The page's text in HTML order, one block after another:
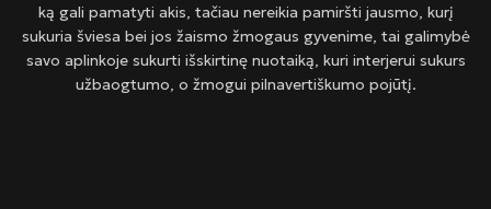
ką gali pamatyti akis, tačiau nereikia pamiršti jausmo, kurį
sukuria šviesa bei jos žaismo žmogaus gyvenime, tai galimybė
savo aplinkoje sukurti išskirtinę nuotaiką, kuri interjerui sukurs
užbaogtumo, o žmogui pilnavertiškumo pojūtį.